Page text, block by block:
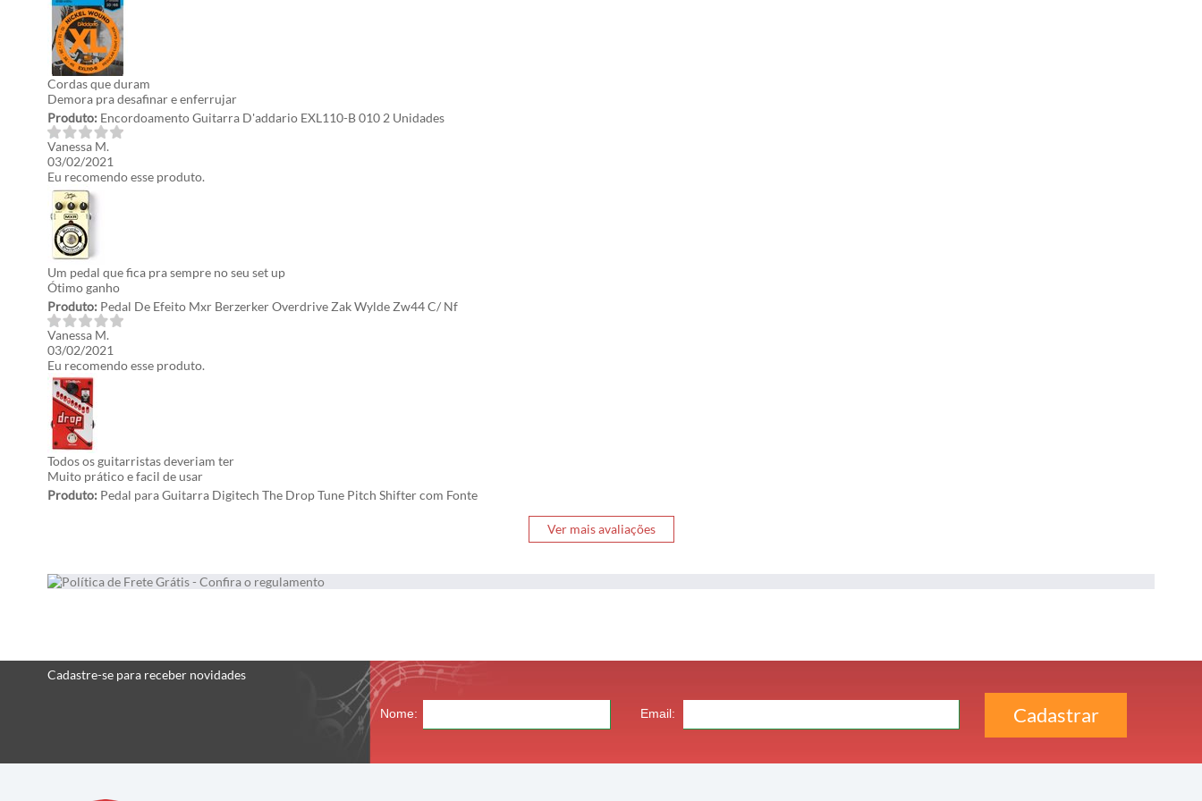
Cordas que duram
Demora pra desafinar e enferrujar
Produto: Encordoamento Guitarra D'addario EXL110-B 010 2 Unidades
Vanessa M.
03/02/2021
Eu recomendo esse produto.
Um pedal que fica pra sempre no seu set up
Ótimo ganho
Produto: Pedal De Efeito Mxr Berzerker Overdrive Zak Wylde Zw44 C/ Nf
Vanessa M.
03/02/2021
Eu recomendo esse produto.
Todos os guitarristas deveriam ter
Muito prático e facil de usar
Produto: Pedal para Guitarra Digitech The Drop Tune Pitch Shifter com Fonte
Ver mais avaliações
Cadastre-se para receber novidades
Nome: Email: